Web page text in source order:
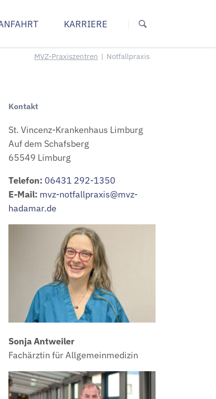
überspringen
In Wallmerod
KARRIERE
MVZ-Praxiszentren Notfallpraxis
Kontakt
St. Vincenz-Krankenhaus Limburg
Auf dem Schafsberg
65549 Limburg
Telefon: 06431 292-1350
E-Mail: mvz-notfallpraxis@mvz-
hadamar.de
Sonja Antweiler
Fachärztin für Allgemeinmedizin